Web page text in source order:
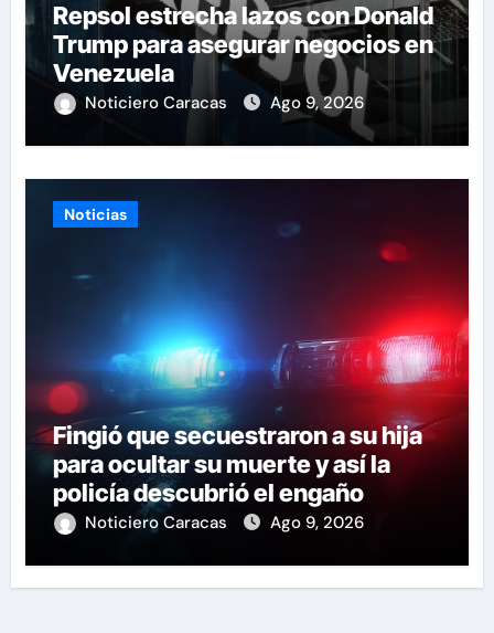
Repsol estrecha lazos con Donald
Trump para asegurar negocios en
Venezuela
Noticiero Caracas Ago 9, 2026
Noticias
Fingió que secuestraron a su hija
para ocultar su muerte y así la
policía descubrió el engaño
Noticiero Caracas Ago 9, 2026